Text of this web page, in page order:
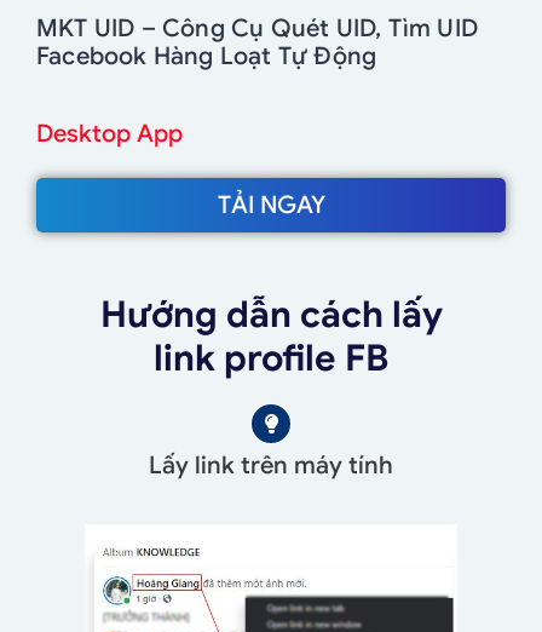
MKT UID – Công Cụ Quét UID, Tìm UID
Facebook Hàng Loạt Tự Động
Desktop App
TẢI NGAY
Hướng dẫn cách lấy
link profile FB
Lấy link trên máy tính